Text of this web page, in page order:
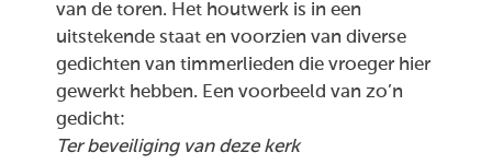
van de toren. Het houtwerk is in een
uitstekende staat en voorzien van diverse
gedichten van timmerlieden die vroeger hier
gewerkt hebben. Een voorbeeld van zo’n
gedicht:
Ter beveiliging van deze kerk